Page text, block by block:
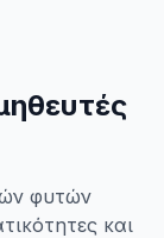
φυτών
και